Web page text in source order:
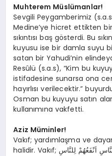
Muhterem Müslümanlar!
Sevgili Peygamberimiz
Medine’ye hicret ettikten
sıkıntısı baş gösterdi. Bu
kuyusu ise bir damla suyu
satan bir Yahudi’nin
Resûlü (s.a.s), “Kim bu
istifadesine sunarsa ona
hayırlısı verilecektir.”
Osman bu kuyuyu satın
kullanımına vakfetti.
Aziz Müminler!
Vakıf; yardımlaşma ve
halidir. Vakıf; خَيْرُ النَّاسِ اَنْفَعُهُمْ لِلنَّاسِ “İnsanların en